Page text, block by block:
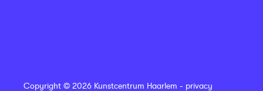
Copyright © 2026 Kunstcentrum Haarlem - privacy